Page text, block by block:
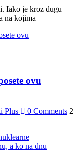
Iako je kroz dugu
na kojima
ovu
Plus 0 Comments 2